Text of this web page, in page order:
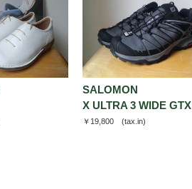
SALOMON
X ULTRA 3 WIDE GTX
￥19,800 (tax.in)